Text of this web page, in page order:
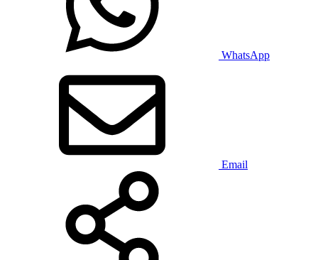
WhatsApp
Email